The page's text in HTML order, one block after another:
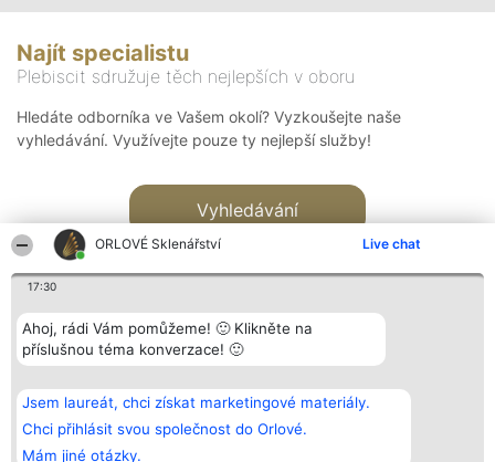
ORLOVÉ Sklenářství Live chat
17:30
Ahoj, rádi Vám pomůžeme! 🙂 Klikněte na
příslušnou téma konverzace! 🙂
Jsem laureát, chci získat marketingové materiály.
Chci přihlásit svou společnost do Orlové.
Mám jiné otázky.
Najít specialistu
Plebiscit sdružuje těch nejlepších v oboru
Hledáte odborníka ve Vašem okolí? Vyzkoušejte naše
vyhledávání. Využívejte pouze ty nejlepší služby!
Vyhledávání
Bright Side Solutions sp. z o.
o. sp. k.
ul. Ruska 22
Wrocław 50-079
KRS 0000749100 | Regon
Vítězové
Seznam všech
laureátů
Zásady
Kontakt